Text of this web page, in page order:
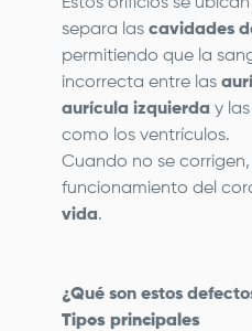
separa las cavidades
permitiendo que la
incorrecta entre las
aurícula izquierda y las
como los ventrículos.
Cuando no se
funcionamiento del
vida.
¿Qué son estos
Tipos principales